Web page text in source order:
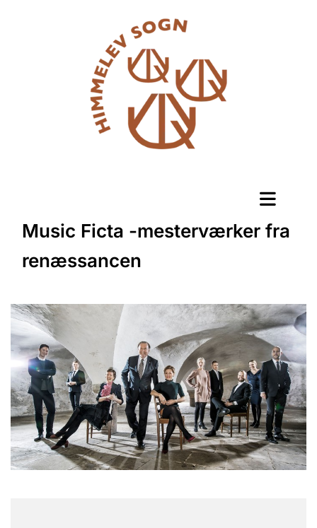
Music Ficta -mesterværker fra
renæssancen